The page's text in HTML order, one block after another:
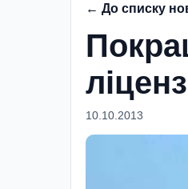
← До списку
10.10.2013